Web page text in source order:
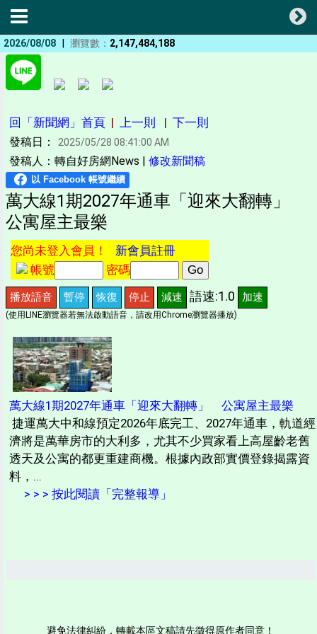
2026/08/08 | 瀏覽數： 2,147,484,188
回「新聞網」首頁 | 上一則 | 下一則
發稿日： 2025/05/28 08:41:00 AM
發稿人：轉自好房網News | 修改新聞稿
萬大線1期2027年通車「迎來大翻轉」
公寓屋主最樂
您尚未登入會員！ 新會員註冊
帳號
密碼
播放語音 暫停 恢復 停止 減速 語速:1.0 加速
(使用LINE瀏覽器若無法啟動語音，請改用Chrome瀏覽器播放)
萬大線1期2027年通車「迎來大翻轉」 公寓屋主最樂
捷運萬大中和線預定2026年底完工、2027年通車，軌道經
濟將是萬華房市的大利多，尤其不少買家看上高屋齡老舊
透天及公寓的都更重建商機。根據內政部實價登錄揭露資
料，...
> > > 按此閱讀「完整報導」
避免法律糾紛，轉載本區文稿請先徵得原作者同意！